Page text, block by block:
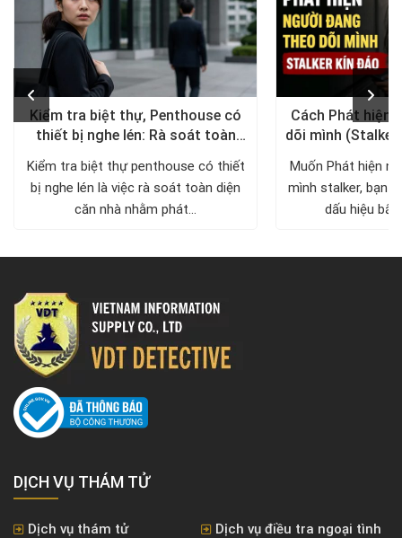
Kiểm tra biệt thự, Penthouse có
thiết bị nghe lén: Rà soát toàn
diện, trả lại không gian riêng tư
Kiểm tra biệt thự penthouse có thiết
bị nghe lén là việc rà soát toàn diện
căn nhà nhằm phát...
Cách Phát hiện
dõi mình
Muốn Phát hiện
mình stalker, bạn
dấu hiệu bất
DỊCH VỤ THÁM TỬ
Dịch vụ thám tử
Dịch vụ điều tra ngoại tình